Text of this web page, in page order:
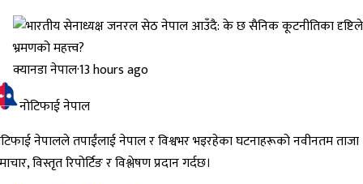
क्यानडा नेपाल·13 hours ago
नोटिफाई नेपाल
नेपालले तपाईंलाई नेपाल र विश्वभर भइरहेका घटनाहरूको नवीनतम ताजा
विस्तृत रिपोर्टिङ र विश्लेषण प्रदान गर्दछ।